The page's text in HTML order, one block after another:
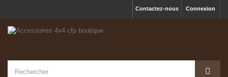
Connexion
Contactez-nous